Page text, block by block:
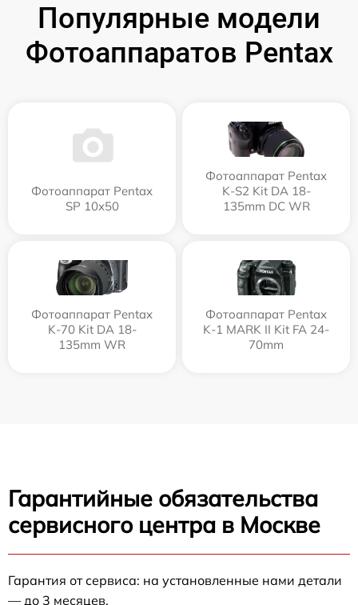
Популярные модели
Фотоаппаратов Pentax
Фотоаппарат Pentax
SP 10x50
Фотоаппарат Pentax
K-S2 Kit DA 18-
135mm DC WR
Фотоаппарат Pentax
K-70 Kit DA 18-
135mm WR
Фотоаппарат Pentax
K-1 MARK II Kit FA 24-
70mm
Гарантийные обязательства
сервисного центра в Москве
Гарантия от сервиса: на установленные нами детали
— до 3 месяцев.